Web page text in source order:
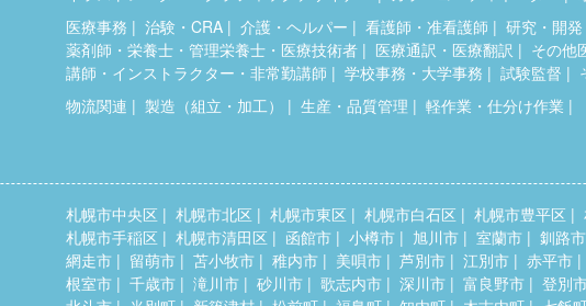
医療事務 治験・CRA 介護・ヘルパー 看護師・准看護師
研究・開
薬剤師・栄養士・管理栄養士・医療技術者
医療通訳・医療翻訳
その他
講師・インストラクター・非常勤講師
学校事務・大学事務 試験監督
物流関連 製造（組立・加工） 生産・品質管理 軽作業・仕分け作業
札幌市中央区 札幌市北区 札幌市東区 札幌市白石区 札幌市豊平区
札幌市手稲区
札幌市清田区 函館市 小樽市 旭川市 室蘭市
釧路市
網走市
留萌市 苫小牧市 稚内市 美唄市 芦別市 江別市
赤平市
根室市
千歳市 滝川市 砂川市 歌志内市 深川市 富良野市
登別